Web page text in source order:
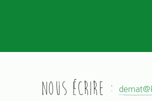
Nous écrire :